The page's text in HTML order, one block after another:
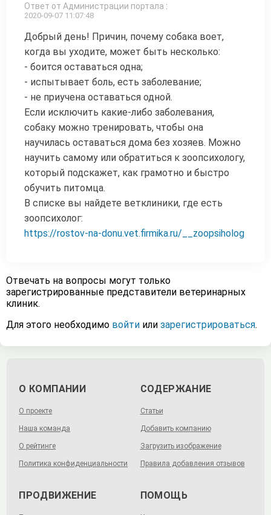
Ответ от Администрации портала :
2020-09-07 11:07:48
Добрый день! Причин, почему собака воет,
когда вы уходите, может быть несколько:
- боится оставаться одна;
- испытывает боль, есть заболевание;
- не приучена оставаться одной.
Если исключить какие-либо заболевания,
собаку можно тренировать, чтобы она
научилась оставаться дома без хозяев. Можно
научить самому или обратиться к зоопсихологу,
который подскажет, как грамотно и быстро
обучить питомца.
В списке вы найдете ветклиники, где есть
зоопсихолог:
https://rostov-na-donu.vet.firmika.ru/__zoopsiholog
Отвечать на вопросы могут только
зарегистрированные представители ветеринарных
клиник.
Для этого необходимо войти или зарегистрироваться.
О КОМПАНИИ
О проекте
Наша команда
О рейтинге
Политика конфиденциальности
СОДЕРЖАНИЕ
Статьи
Добавить компанию
Загрузить изображение
Правила добавления отзывов
ПРОДВИЖЕНИЕ ПОМОЩЬ